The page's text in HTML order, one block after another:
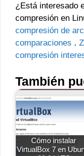
¿Está interesado
compresión en
compresión de
comparaciones .
compresión
También
Cómo instalar
VirtualBox 7 en